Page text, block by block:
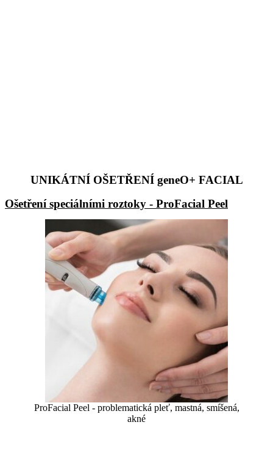
UNIKÁTNÍ OŠETŘENÍ geneO+ FACIAL
Ošetření speciálními roztoky - ProFacial Peel
ProFacial Peel - problematická pleť, mastná, smíšená,
akné